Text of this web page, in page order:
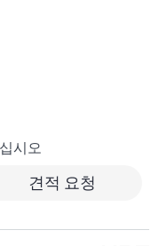
시오
견적 요청